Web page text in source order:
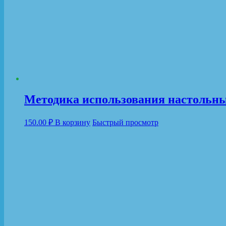
Методика использования
150.00 ₽ В корзину Быстрый просмотр